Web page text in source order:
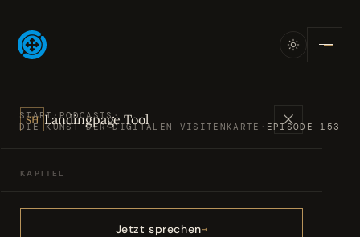
SH Landingpage Tool
KAPITEL
01 Angebote
Jetzt sprechen
START·PODCASTS·
DIE KUNST DER DIGITALEN VISITENKARTE · EPISODE 153